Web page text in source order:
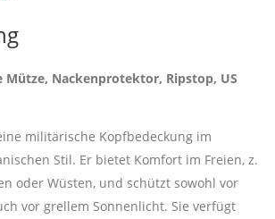
Mütze, Nackenprotektor, Ripstop, US
militärische Kopfbedeckung im
Stil. Er bietet Komfort im Freien, z.
oder Wüsten, und schützt sowohl vor
vor grellem Sonnenlicht. Sie verfügt